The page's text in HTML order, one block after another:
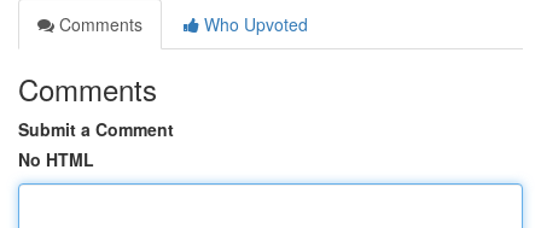
Comments
Who Upvoted
Comments
Submit a Comment
No HTML